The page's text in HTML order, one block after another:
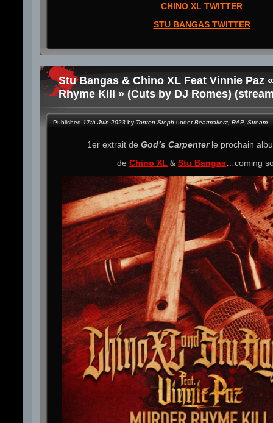
CHINO XL TWITTER
STU BANGAS TWITTER
Stu Bangas & Chino XL Feat Vinnie Paz
Rhyme Kill » (Cuts by DJ Romes)
Published 17th Juin 2023 by Tonton Steph underBeatmakerz RAP, Stream
1er extrait de God’s Carpenter le prochain
de Chino XL & Stu Bangas …coming